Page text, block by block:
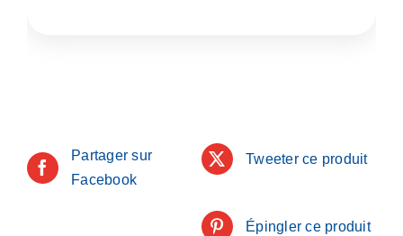
Partager sur
Facebook
Tweeter ce produit
Épingler ce produit